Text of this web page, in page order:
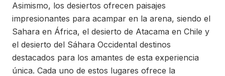
Asimismo, los desiertos ofrecen paisajes
impresionantes para acampar en la arena, siendo el
Sahara en África, el desierto de Atacama en Chile y
el desierto del Sáhara Occidental destinos
destacados para los amantes de esta experiencia
única. Cada uno de estos lugares ofrece la